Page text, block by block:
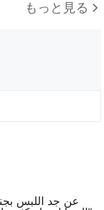
もっと見る
عن جد اللبس